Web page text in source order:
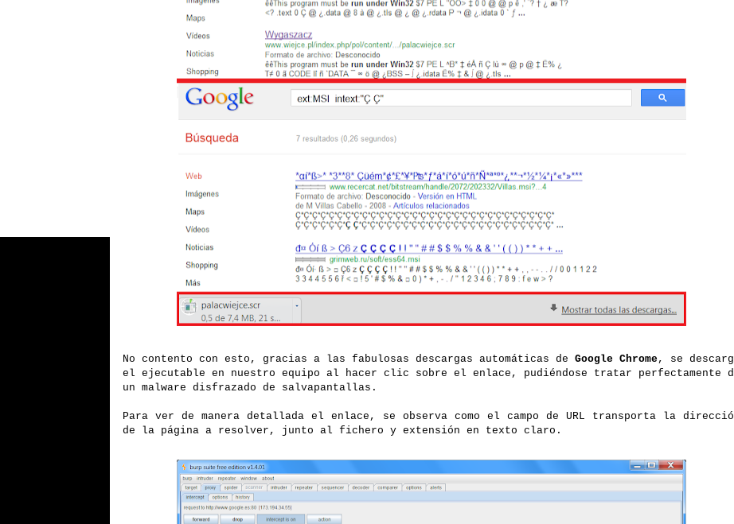
No contento con esto, gracias a las fabulosas descargas automáticas de Google Chrome, se
el ejecutable en nuestro equipo al hacer clic sobre el enlace, pudiéndose tratar perfectamente
un malware disfrazado de salvapantallas.
Para ver de manera detallada el enlace, se observa como el campo de URL transporta la
de la página a resolver, junto al fichero y extensión en texto claro.